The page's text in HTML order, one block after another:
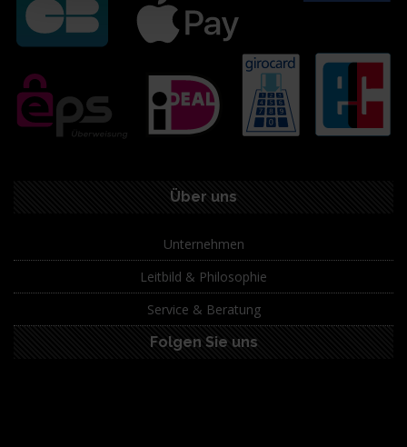
Über uns
Unternehmen
Leitbild & Philosophie
Service & Beratung
Folgen Sie uns